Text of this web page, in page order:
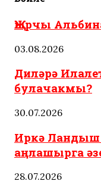
Җырчы
03.08.2026
Диләрә
булачакмы?
30.07.2026
Иркә Ландыш
аңлашырга
28.07.2026